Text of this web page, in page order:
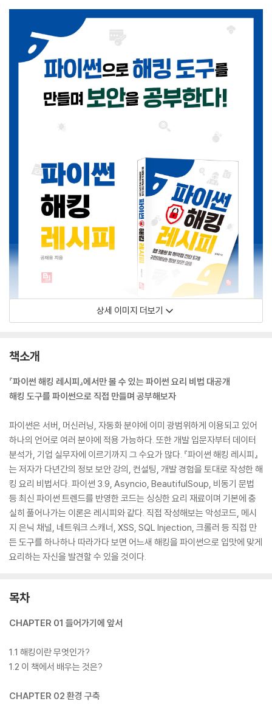
상세 이미지 더보기
책소개
『파이썬 해킹 레시피』에서만 볼 수 있는 파이썬 요리 비법 대공개
해킹 도구를 파이썬으로 직접 만들며 공부해보자
파이썬은 서버, 머신러닝, 자동화 분야에 이미 광범위하게 이용되고 있어
하나의 언어로 여러 분야에 적용 가능하다. 또한 개발 입문자부터 데이터
분석가, 기업 실무자에 이르기까지 그 수요가 많다. 『파이썬 해킹 레시피』
는 저자가 다년간의 정보 보안 강의, 컨설팅, 개발 경험을 토대로 작성한 해
킹 요리 비법서다. 파이썬 3.9, Asyncio, BeautifulSoup, 비동기 문법
등 최신 파이썬 트렌드를 반영한 코드는 싱싱한 요리 재료이며 기본에 충
실히 풀어나가는 이론은 레시피와 같다. 직접 작성해보는 악성코드, 메시
지 은닉 채널, 네트워크 스캐너, XSS, SQL Injection, 크롤러 등 직접 만
든 도구를 하나하나 따라가다 보면 어느새 해킹을 파이썬으로 입맛에 맞게
요리하는 자신을 발견할 수 있을 것이다.
목차
CHAPTER 01 들어가기에 앞서
1.1 해킹이란 무엇인가?
1.2 이 책에서 배우는 것은?
CHAPTER 02 환경 구축